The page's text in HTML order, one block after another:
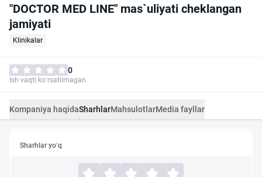
"DOCTOR MED LINE" mas`uliyati cheklangan
jamiyati
Klinikalar
0
Ish vaqti ko‘rsatilmagan
Kompaniya haqidaSharhlarMahsulotlarMedia fayllar
Sharhlar yo‘q